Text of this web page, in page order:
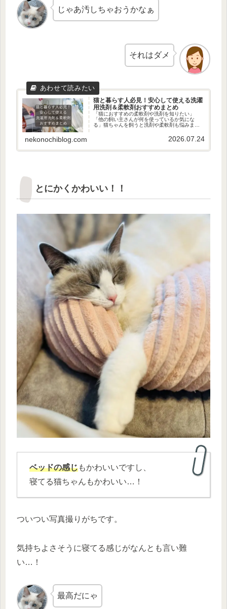
じゃあ汚しちゃおうかなぁ
それはダメ
猫と暮らす人必見！安心して使える洗濯
用洗剤＆柔軟剤おすすめまとめ
「猫におすすめの柔軟剤や洗剤を知りたい」
「他の飼い主さんが何を使っているか気にな
る」猫ちゃんを飼うと洗剤や柔軟剤も悩みます
めの柔軟剤＆洗濯用洗剤」をご紹介します。こ
の記事を読めば、もう洗剤と柔軟剤で...
nekonochiblog.com 2026.07.24
とにかくかわいい！！
ベッドの感じもかわいいですし、
寝てる猫ちゃんもかわいい…！
ついつい写真撮りがちです。
気持ちよさそうに寝てる感じがなんとも言い難
い…！
最高だにゃ